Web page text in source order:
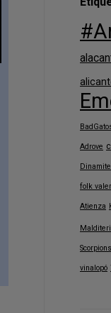
Adrove
folk
Atienza
Scorpions
vinalopó